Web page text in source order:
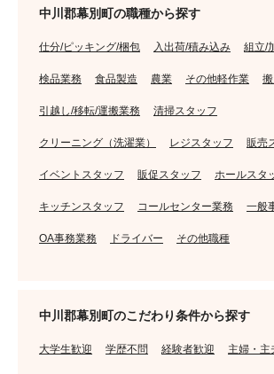
中川郡幕別町の職種から探す
仕分/ピッキング/梱包 入出荷/積み込み 組立/
検品業務 食品製造 農業 その他軽作業
引越し/移転/運搬業務 清掃スタッフ
クリーニング（洗濯業） レジスタッフ 販売
イベントスタッフ 販促スタッフ ホールスタ
キッチンスタッフ コールセンター業務 一般
OA事務業務 ドライバー その他職種
中川郡幕別町のこだわり条件から探す
大学生歓迎 学歴不問 経験者歓迎 主婦・主